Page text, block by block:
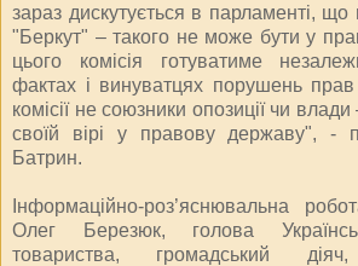
зараз дискутується в парламенті,
"Беркут" – такого не може бути у
цього комісія готуватиме
фактах і винуватцях порушень
комісії не союзники опозиції чи
своїй вірі у правову державу", -
Батрин.
Інформаційно-роз’яснювальна
Олег Березюк, голова
товариства, громадський діяч,